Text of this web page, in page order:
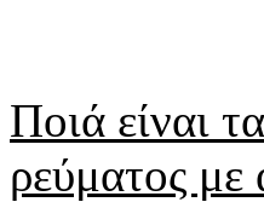
Ποιά είναι
ρεύματος με